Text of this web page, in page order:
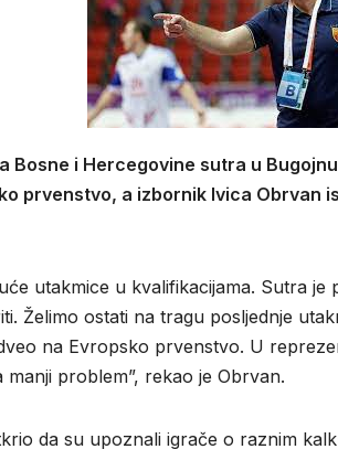
Bosne i Hercegovine sutra u
prvenstvo, a izbornik Ivica Obrvan
utakmice u kvalifikacijama. Sutra
Želimo ostati na tragu posljednje
na Evropsko prvenstvo. U
problem”, rekao je Obrvan.
da su upoznali igrače o raznim